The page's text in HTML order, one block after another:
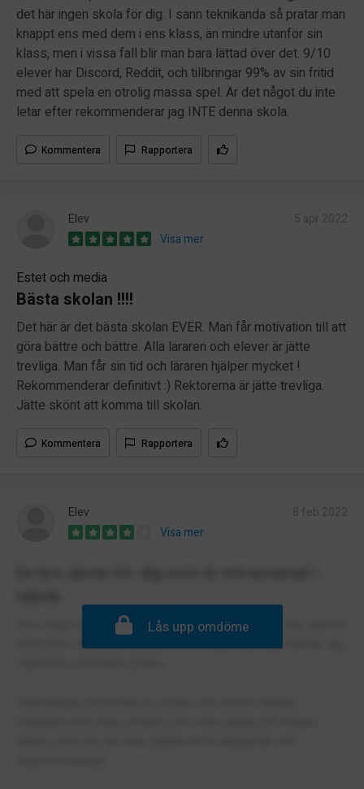
det här ingen skola för dig. I sann teknikanda så pratar man
knappt ens med dem i ens klass, än mindre utanför sin
klass, men i vissa fall blir man bara lättad över det. 9/10
elever har Discord, Reddit, och tillbringar 99% av sin fritid
med att spela en otrolig massa spel. Är det något du inte
letar efter rekommenderar jag INTE denna skola.
Kommentera Rapportera
Elev
Visa mer
Estet och media
Bästa skolan !!!!
Det här är det bästa skolan EVER. Man får motivation till att
göra bättre och bättre. Alla läraren och elever är jätte
trevliga. Man får sin tid och läraren hjälper mycket !
Rekommenderar definitivt :) Rektorerna är jätte trevliga.
Jätte skönt att komma till skolan.
Kommentera Rapportera
Elev
Visa mer
Det roliga med skolan är att många, om inte alla har samma
intressen vilket gör att man får en klass där alla känner sig
Lås upp omdöme